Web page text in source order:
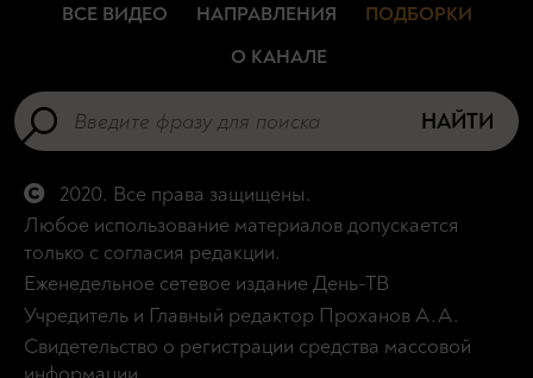
ВСЕ ВИДЕО НАПРАВЛЕНИЯ
ПОДБОРКИ
О КАНАЛЕ
НАЙТИ
2020. Все права защищены.
Любое использование материалов допускается
только с согласия редакции.
Еженедельное сетевое издание День-ТВ
Учредитель и Главный редактор Проханов А.А.
Свидетельство о регистрации средства массовой